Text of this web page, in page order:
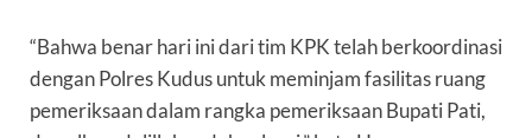
“Bahwa benar hari ini dari tim KPK telah berkoordinasi
dengan Polres Kudus untuk meminjam fasilitas ruang
pemeriksaan dalam rangka pemeriksaan Bupati Pati,